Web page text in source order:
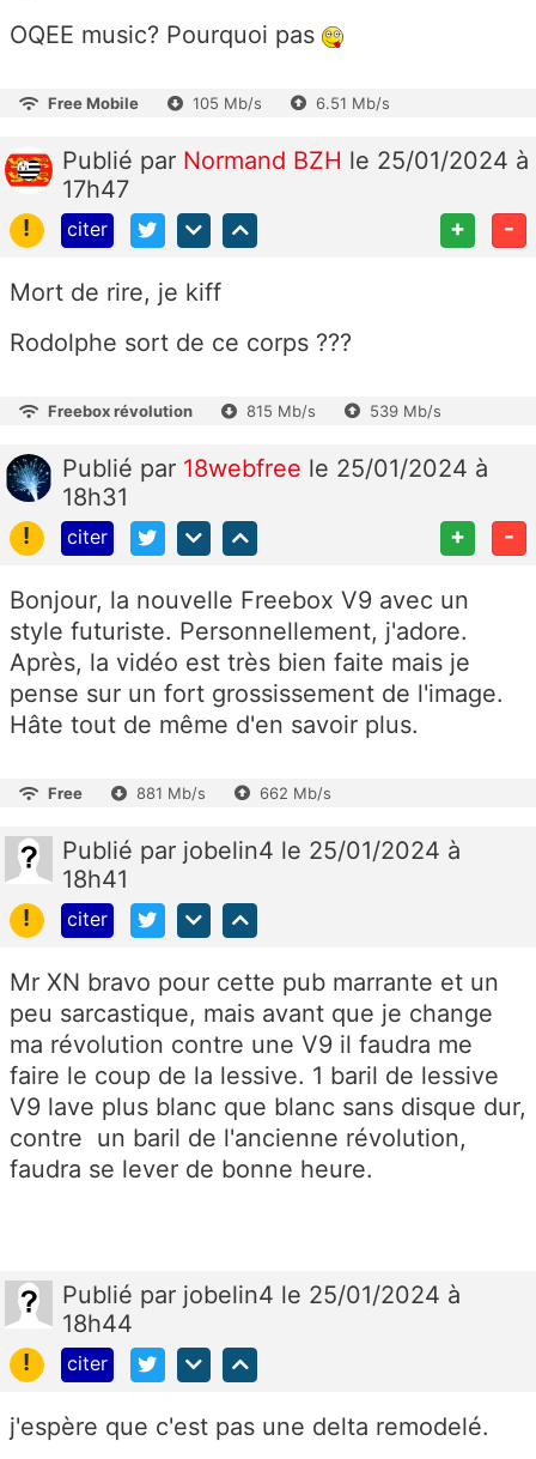
OQEE music? Pourquoi pas
Free Mobile 105 Mb/s 6.51 Mb/s
Publié par Normand BZH le 25/01/2024 à
17h47
!
citer + -
Mort de rire, je kiff
Rodolphe sort de ce corps ???
Freebox révolution 815 Mb/s 539 Mb/s
Publié par 18webfree le 25/01/2024 à
18h31
!
citer + -
Bonjour, la nouvelle Freebox V9 avec un
style futuriste. Personnellement, j'adore.
Après, la vidéo est très bien faite mais je
pense sur un fort grossissement de l'image.
Hâte tout de même d'en savoir plus.
Free 881 Mb/s 662 Mb/s
Publié par jobelin4 le 25/01/2024 à
18h41
!
citer
Mr XN bravo pour cette pub marrante et un
peu sarcastique, mais avant que je change
ma révolution contre une V9 il faudra me
faire le coup de la lessive. 1 baril de lessive
V9 lave plus blanc que blanc sans disque dur,
contre un baril de l'ancienne révolution,
faudra se lever de bonne heure.
Publié par jobelin4 le 25/01/2024 à
18h44
!
citer
j'espère que c'est pas une delta remodelé.